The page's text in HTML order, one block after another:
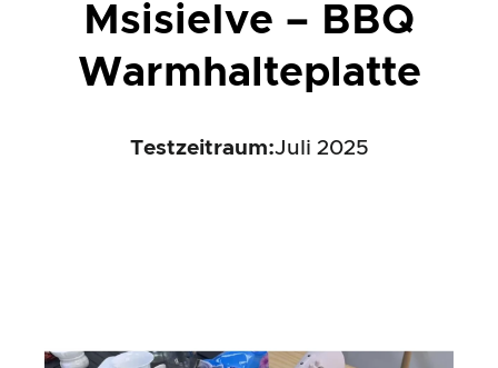
MsisieIve – BBQ
Warmhalteplatte
Testzeitraum:Juli 2025